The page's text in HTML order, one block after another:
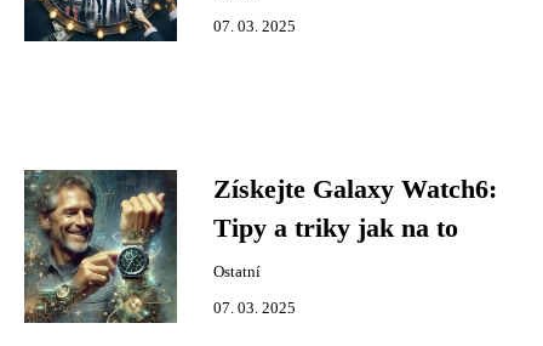
07. 03. 2025
Získejte Galaxy Watch6:
Tipy a triky jak na to
Ostatní
07. 03. 2025